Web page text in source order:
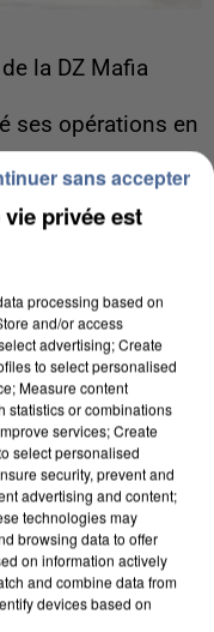
la DZ Mafia
ses opérations en
après la
privée est
processing based on
and/or access
advertising; Create
to select personalised
Measure content
statistics or combinations
services; Create
select personalised
security, prevent and
advertising and content;
technologies may
browsing data to offer
on information actively
and combine data from
devices based on
sans accepter